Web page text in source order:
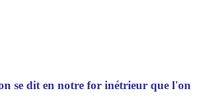
se dit en notre for inétrieur que l'on